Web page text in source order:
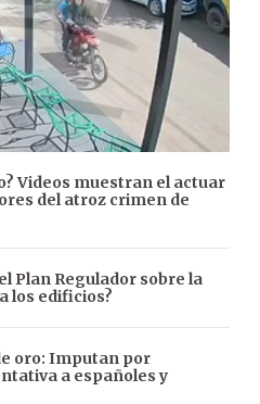
Videos muestran el actuar
del atroz crimen de
Plan Regulador sobre la
los edificios?
oro: Imputan por
a españoles y